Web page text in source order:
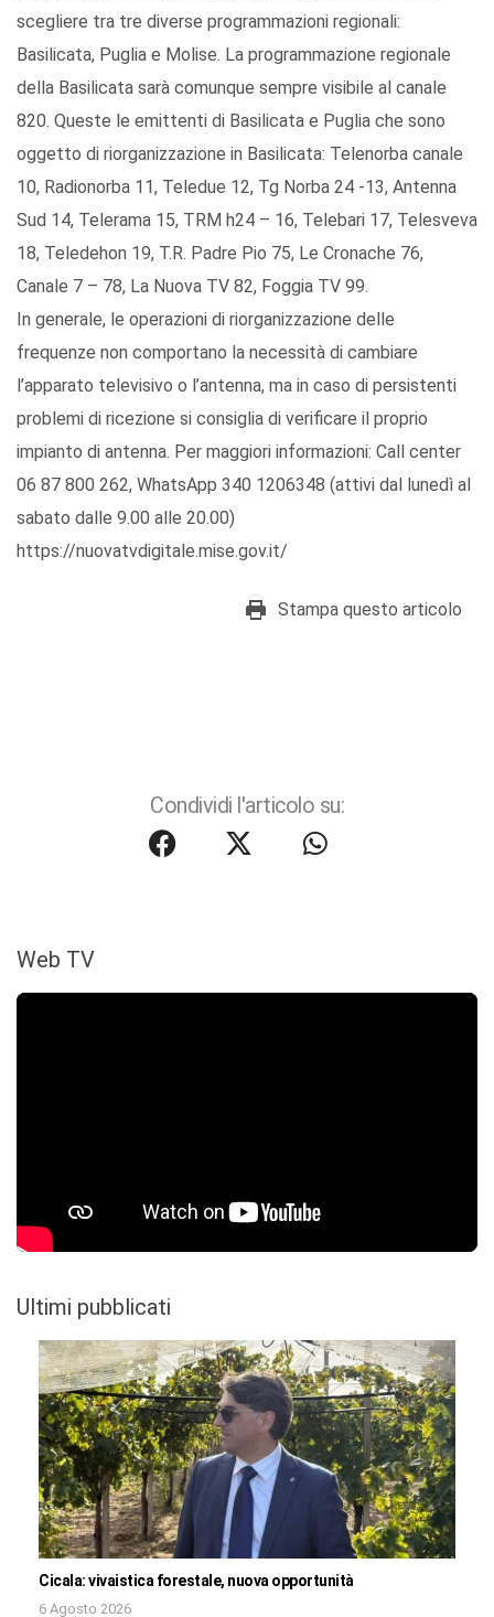
scegliere tra tre diverse programmazioni regionali:
Basilicata, Puglia e Molise. La programmazione regionale
della Basilicata sarà comunque sempre visibile al canale
820. Queste le emittenti di Basilicata e Puglia che sono
oggetto di riorganizzazione in Basilicata: Telenorba canale
10, Radionorba 11, Teledue 12, Tg Norba 24 -13, Antenna
Sud 14, Telerama 15, TRM h24 – 16, Telebari 17, Telesveva
18, Teledehon 19, T.R. Padre Pio 75, Le Cronache 76,
Canale 7 – 78, La Nuova TV 82, Foggia TV 99.
In generale, le operazioni di riorganizzazione delle
frequenze non comportano la necessità di cambiare
l’apparato televisivo o l’antenna, ma in caso di persistenti
problemi di ricezione si consiglia di verificare il proprio
impianto di antenna. Per maggiori informazioni: Call center
06 87 800 262, WhatsApp 340 1206348 (attivi dal lunedì al
sabato dalle 9.00 alle 20.00)
https://nuovatvdigitale.mise.gov.it/
Stampa questo articolo
Condividi l'articolo su:
Web TV
Ultimi pubblicati
Cicala: vivaistica forestale, nuova opportunità
6 Agosto 2026